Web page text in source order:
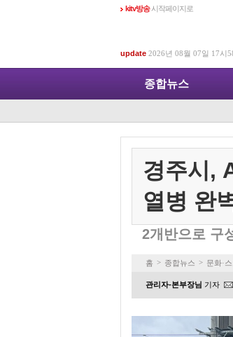
kitv방송시작페이지로
update 2026년 08월 07일 17시
종합뉴스
경주시,
열병 완
2개반으로 구
홈 > 종합뉴스 > 문화·
관리자-본부장님 기자